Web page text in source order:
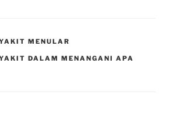
MENULAR
DALAM MENANGANI APA